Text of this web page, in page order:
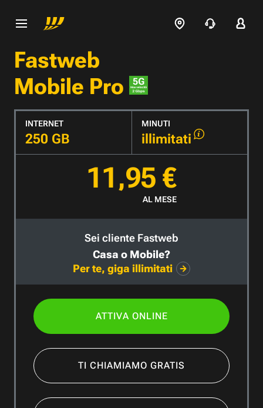
Fastweb
Mobile Pro
INTERNET
250 GB
MINUTI
illimitati
11,95 €
AL MESE
Sei cliente Fastweb
Casa o Mobile?
Per te, giga illimitati
ATTIVA ONLINE
TI CHIAMIAMO GRATIS